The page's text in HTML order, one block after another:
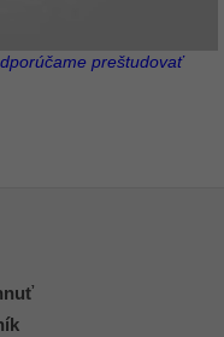
preštudovať